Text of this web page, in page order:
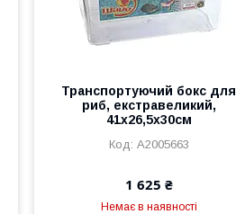
Транспортуючий бокс для
риб, екстравеликий,
41х26,5х30см
A2005663
1 625 ₴
Немає в наявності